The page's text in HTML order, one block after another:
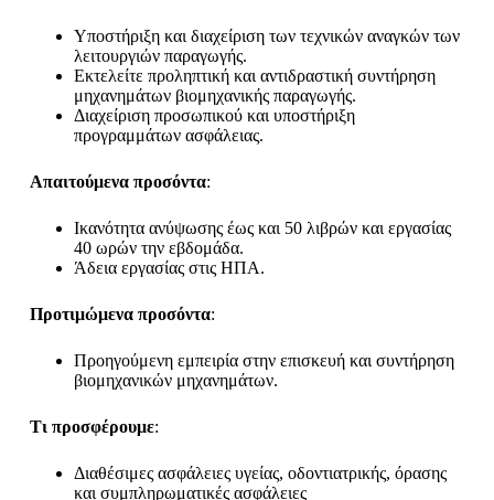
Υποστήριξη και διαχείριση των τεχνικών αναγκών των
λειτουργιών παραγωγής.
Εκτελείτε προληπτική και αντιδραστική συντήρηση
μηχανημάτων βιομηχανικής παραγωγής.
Διαχείριση προσωπικού και υποστήριξη
προγραμμάτων ασφάλειας.
Απαιτούμενα προσόντα:
Ικανότητα ανύψωσης έως και 50 λιβρών και εργασίας
40 ωρών την εβδομάδα.
Άδεια εργασίας στις ΗΠΑ.
Προτιμώμενα προσόντα:
Προηγούμενη εμπειρία στην επισκευή και συντήρηση
βιομηχανικών μηχανημάτων.
Τι προσφέρουμε:
Διαθέσιμες ασφάλειες υγείας, οδοντιατρικής, όρασης
και συμπληρωματικές ασφάλειες